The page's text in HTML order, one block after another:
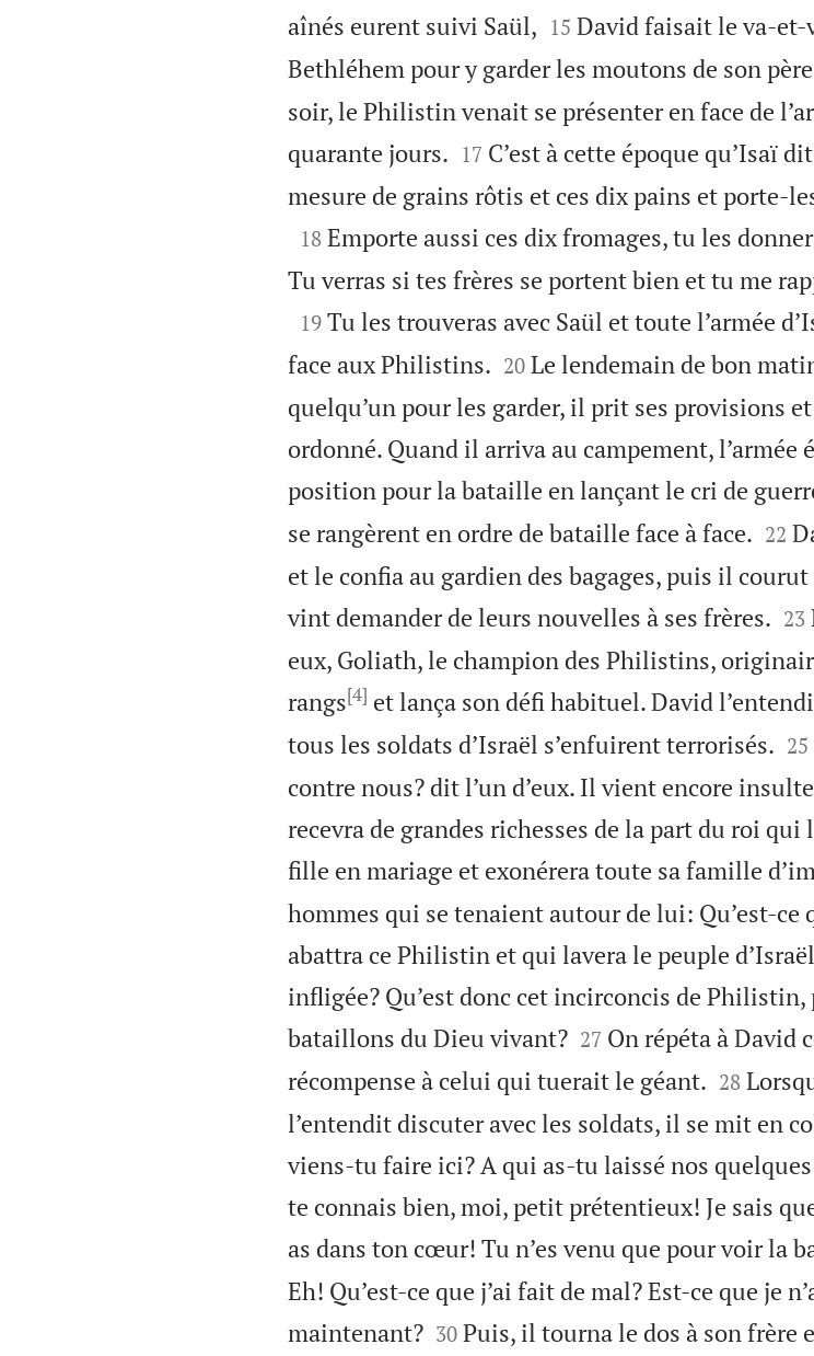
aînés eurent suivi Saül, 

15 David faisait le va-et-
Bethléhem pour y garder les moutons de son
soir, le Philistin venait se présenter en face de
quarante jours.
17 C’est à cette époque qu’Isaï
mesure de grains rôtis et ces dix pains et porte-

18 Emporte aussi ces dix fromages, tu les
Tu verras si tes frères se portent bien et tu me

19 Tu les trouveras avec Saül et toute l’armée
face aux Philistins.
20 Le lendemain de bon
quelqu’un pour les garder, il prit ses provisions
ordonné. Quand il arriva au campement, l’armée
position pour la bataille en lançant le cri de
se rangèrent en ordre de bataille face à face.
22
et le confia au gardien des bagages, puis il
vint demander de leurs nouvelles à ses frères.
23
eux, Goliath, le champion des Philistins,
rangs[4] et lança son défi habituel. David
tous les soldats d’Israël s’enfuirent terrorisés.
25
contre nous? dit l’un d’eux. Il vient encore
recevra de grandes richesses de la part du roi
fille en mariage et exonérera toute sa famille
hommes qui se tenaient autour de lui: Qu’est-ce
abattra ce Philistin et qui lavera le peuple
infligée? Qu’est donc cet incirconcis de
bataillons du Dieu vivant?
27 On répéta à David
récompense à celui qui tuerait le géant.
28
l’entendit discuter avec les soldats, il se mit en
viens-tu faire ici? A qui as-tu laissé nos
te connais bien, moi, petit prétentieux! Je sais
as dans ton cœur! Tu n’es venu que pour voir la
Eh! Qu’est-ce que j’ai fait de mal? Est-ce que je
maintenant?
30 Puis, il tourna le dos à son frère